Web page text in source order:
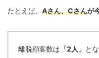
たとえば、 Aさん、Cさんが
離脱顧客数は 「2人」 と